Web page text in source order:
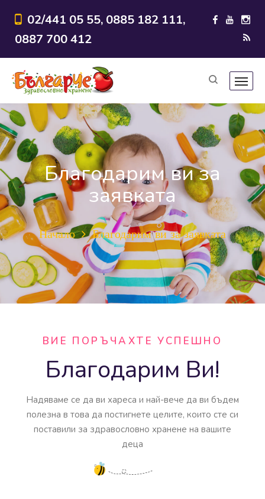
02/441 05 55, 0885 182 111,
0887 700 412
Благодарим ви за
заявката
Начало Благодарим ви за заявката
ВИЕ ПОРЪЧАХТЕ УСПЕШНО
Благодарим Ви!
Надяваме се да ви хареса и най-вече да ви бъдем
полезна в това да постигнете целите, които сте си
поставили за здравословно хранене на вашите
деца